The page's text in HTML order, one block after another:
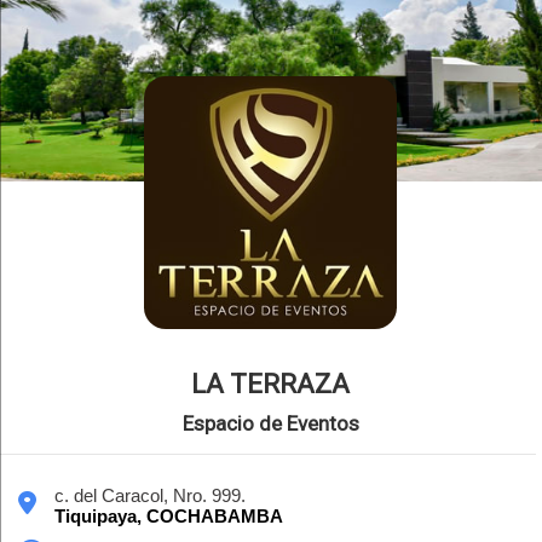
LA TERRAZA
Espacio de Eventos
c. del Caracol, Nro. 999.
Tiquipaya, COCHABAMBA